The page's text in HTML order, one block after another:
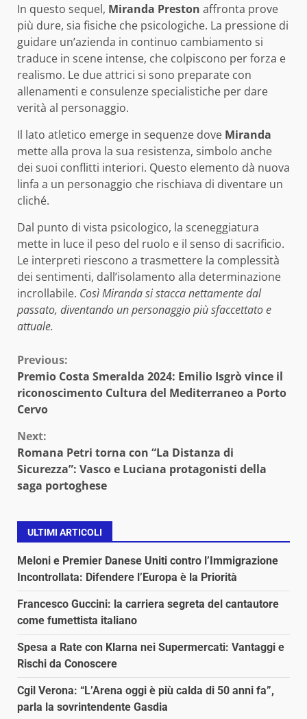
In questo sequel, Miranda Preston affronta prove
più dure, sia fisiche che psicologiche. La pressione di
guidare un’azienda in continuo cambiamento si
traduce in scene intense, che colpiscono per forza e
realismo. Le due attrici si sono preparate con
allenamenti e consulenze specialistiche per dare
verità al personaggio.
Il lato atletico emerge in sequenze dove Miranda
mette alla prova la sua resistenza, simbolo anche
dei suoi conflitti interiori. Questo elemento dà nuova
linfa a un personaggio che rischiava di diventare un
cliché.
Dal punto di vista psicologico, la sceneggiatura
mette in luce il peso del ruolo e il senso di sacrificio.
Le interpreti riescono a trasmettere la complessità
dei sentimenti, dall’isolamento alla determinazione
incrollabile. Così Miranda si stacca nettamente dal
passato, diventando un personaggio più sfaccettato e
attuale.
Continue
Reading
Previous:
Premio Costa Smeralda 2024: Emilio Isgrò vince il
riconoscimento Cultura del Mediterraneo a Porto
Cervo
Next:
Romana Petri torna con “La Distanza di
Sicurezza”: Vasco e Luciana protagonisti della
saga portoghese
ULTIMI ARTICOLI
Meloni e Premier Danese Uniti contro l’Immigrazione
Incontrollata: Difendere l’Europa è la Priorità
Francesco Guccini: la carriera segreta del cantautore
come fumettista italiano
Spesa a Rate con Klarna nei Supermercati: Vantaggi e
Rischi da Conoscere
Cgil Verona: “L’Arena oggi è più calda di 50 anni fa”,
parla la sovrintendente Gasdia